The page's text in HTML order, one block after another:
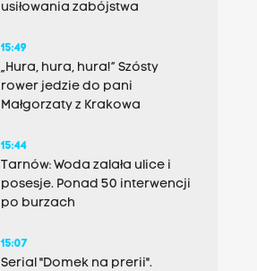
usiłowania zabójstwa
15:49
„Hura, hura, hura!” Szósty
rower jedzie do pani
Małgorzaty z Krakowa
15:44
Tarnów: Woda zalała ulice i
posesje. Ponad 50 interwencji
po burzach
15:07
Serial "Domek na prerii".